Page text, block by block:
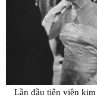
Lần đầu tiên viên